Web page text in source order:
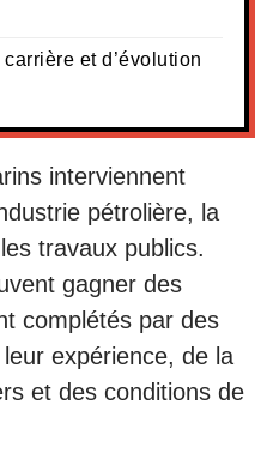
et d’évolution
interviennent
pétrolière, la
travaux publics.
gagner des
complétés par des
expérience, de la
et des conditions de